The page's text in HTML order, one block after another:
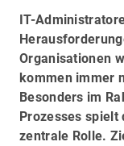
IT-
Organisationen
kommen immer
Besonders im
Prozesses spielt
zentrale Rolle.